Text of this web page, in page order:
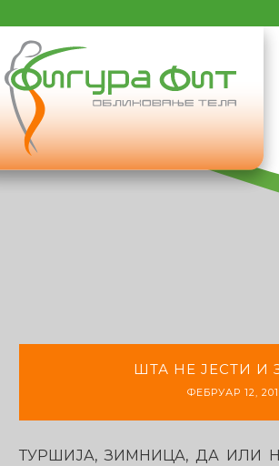
ШТА НЕ ЈЕСТИ И
ФЕБРУАР 12,
ТУРШИЈА, ЗИМНИЦА, ДА ИЛИ